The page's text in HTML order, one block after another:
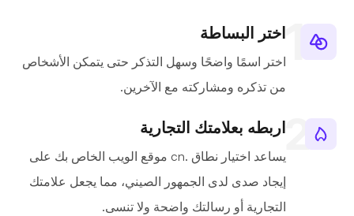
اختر البساطة
اختر اسمًا واضحًا وسهل التذكر حتى يتمكن الأشخاص
من تذكره ومشاركته مع الآخرين.
اربطه بعلامتك التجارية
يساعد اختيار نطاق .cn موقع الويب الخاص بك على
إيجاد صدى لدى الجمهور الصيني، مما يجعل علامتك
التجارية أو رسالتك واضحة ولا تنسى.